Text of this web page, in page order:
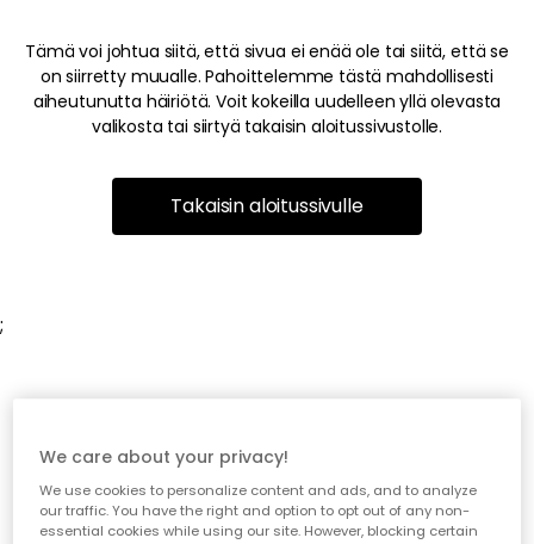
Tämä voi johtua siitä, että sivua ei enää ole tai siitä, että se
on siirretty muualle. Pahoittelemme tästä mahdollisesti
aiheutunutta häiriötä. Voit kokeilla uudelleen yllä olevasta
valikosta tai siirtyä takaisin aloitussivustolle.
Takaisin aloitussivulle
;
We care about your privacy!
We use cookies to personalize content and ads, and to analyze
our traffic. You have the right and option to opt out of any non-
essential cookies while using our site. However, blocking certain